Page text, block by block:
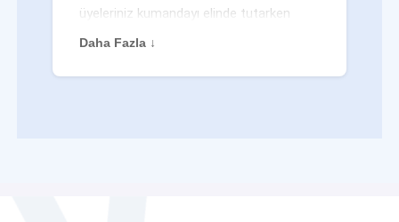
üyeleriniz kumandayı elinde tutarken
veya siz evden uzaktayken bile
değilsiniz. Geleneksel yayıncılığın
Daha Fazla ↓